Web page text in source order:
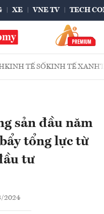
XE VNE TV TECH
KINH TẾ SỐKINH TẾ XANH
sản đầu năm
tổng lực từ
tư
2024